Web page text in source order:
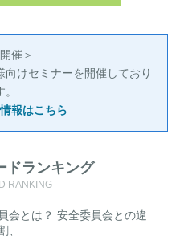
催＞
向けセミナーを開催しており
。
報はこちら
ドランキング
RANKING
会とは？ 安全委員会との違
、…